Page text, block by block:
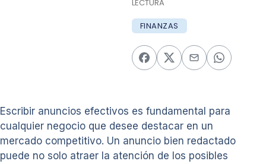
LECTURA
FINANZAS
Escribir anuncios efectivos es fundamental para
cualquier negocio que desee destacar en un
mercado competitivo. Un anuncio bien redactado
puede no solo atraer la atención de los posibles